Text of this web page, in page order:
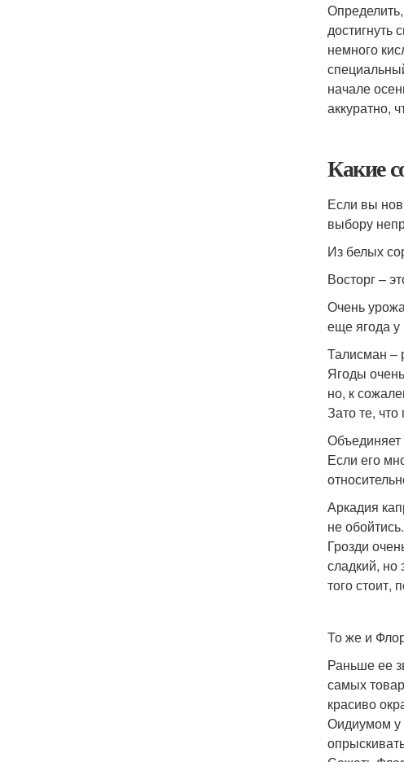
достигнуть
немного
начале
аккуратно,
Какие
Если вы
выбору
Из белых
Восторг –
Очень
еще ягода у
Талисман –
Ягоды
но, к
Зато те,
Объединяет
Если его
Аркадия
не
Грозди
сладкий, но
того стоит,
То же и
Раньше ее
самых
красиво
Оидиумом у